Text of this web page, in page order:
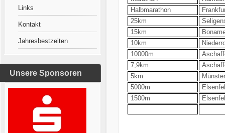
Links
Kontakt
Jahresbestzeiten
Unsere Sponsoren
Halbmarathon
25km
15km
10km
10000m
7,9km
5km
5000m
1500m